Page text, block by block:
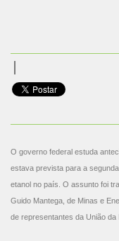
O governo federal estuda
estava prevista para a
etanol no país. O assunto foi
Guido Mantega, de Minas e
de representantes da União